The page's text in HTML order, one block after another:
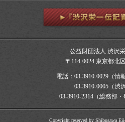
公益財団法人 渋沢
〒114-0024 東京都北
電話：03-3910-0029（情
03-3910-0005（渋
03-3910-2314（総務部・
Copyright reserved by Shibusawa